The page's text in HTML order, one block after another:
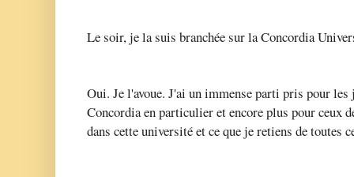
Le soir, je la suis branchée sur la Concordia
Oui. Je l'avoue. J'ai un immense parti pris pour les
Concordia en particulier et encore plus pour ceux
dans cette université et ce que je retiens de toutes